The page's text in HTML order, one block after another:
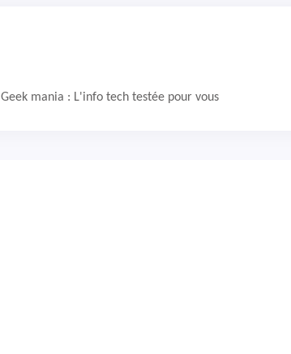
Geek mania : L'info tech testée pour vous